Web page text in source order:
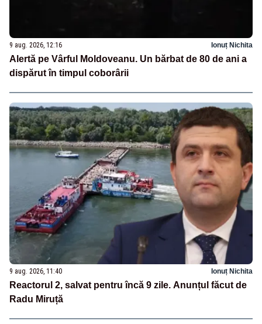
9 aug. 2026, 12:16 Ionuț Nichita
Alertă pe Vârful Moldoveanu. Un bărbat de 80 de ani a
dispărut în timpul coborârii
9 aug. 2026, 11:40 Ionuț Nichita
Reactorul 2, salvat pentru încă 9 zile. Anunțul făcut de
Radu Miruță